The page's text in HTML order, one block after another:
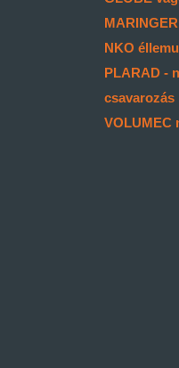
NKO
PLARAD -
csavarozás
VOLUMEC